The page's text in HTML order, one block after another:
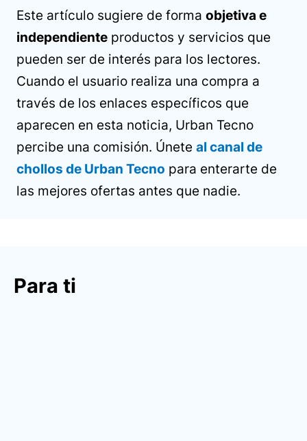
Este artículo sugiere de forma objetiva e
independiente productos y servicios que
pueden ser de interés para los lectores.
Cuando el usuario realiza una compra a
través de los enlaces específicos que
aparecen en esta noticia, Urban Tecno
percibe una comisión. Únete al canal de
chollos de Urban Tecno para enterarte de
las mejores ofertas antes que nadie.
Para ti